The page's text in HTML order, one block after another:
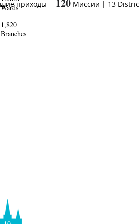
приходы
Wards
1,820
Branches
120 Миссии | 13